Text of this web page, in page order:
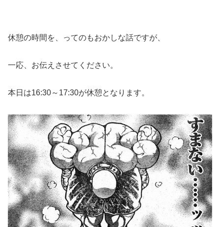
休憩の時間を、ってのもおかしな話ですが、
一応、お伝えさせてください。
本日は16:30～17:30が休憩となります。